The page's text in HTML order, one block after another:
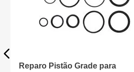
Reparo Pistão Grade para